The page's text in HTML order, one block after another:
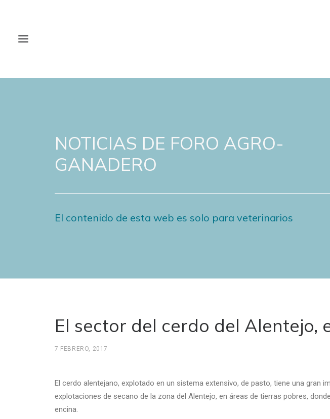
NOTICIAS DE FORO AGRO-
GANADERO
El contenido de esta web es solo para veterinarios
El sector del cerdo del Alentejo,
7 FEBRERO, 2017
El cerdo alentejano, explotado en un sistema extensivo, de pasto, tiene una gran
explotaciones de secano de la zona del Alentejo, en áreas de tierras pobres,
encina.